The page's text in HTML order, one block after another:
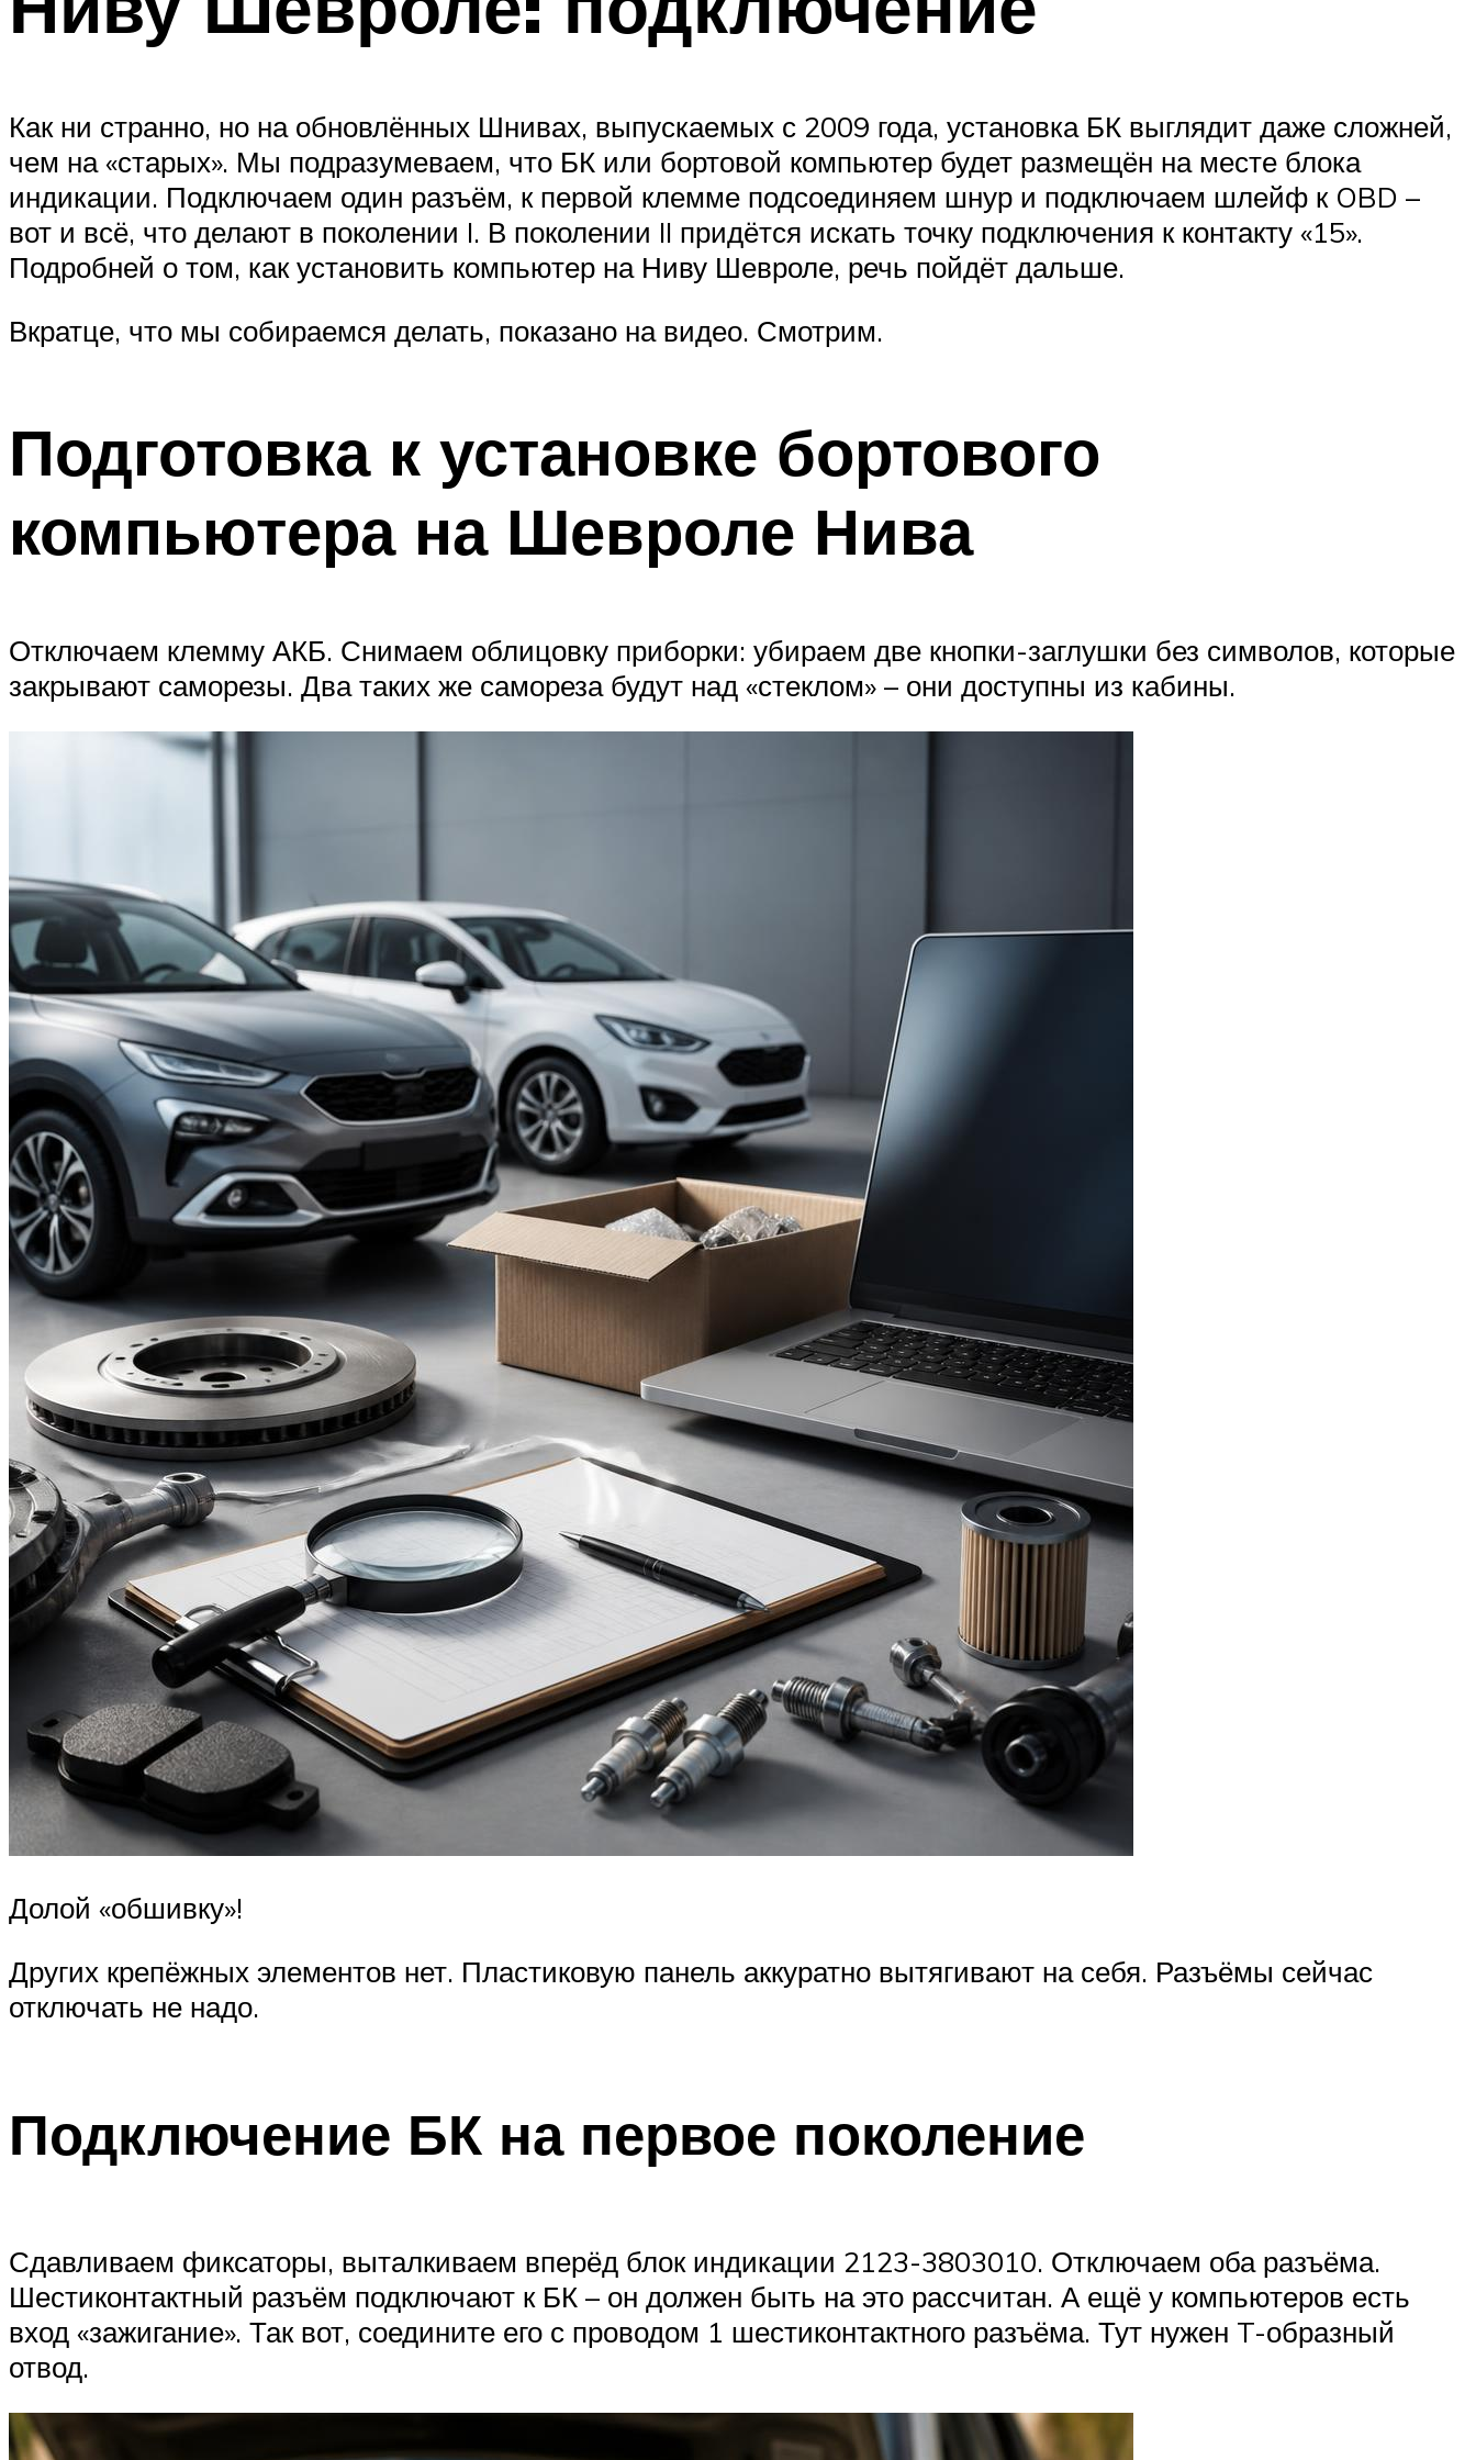
Как ни странно, но на обновлённых Шнивах, выпускаемых с 2009 года, установка БК выглядит даже сложней,
чем на «старых». Мы подразумеваем, что БК или бортовой компьютер будет размещён на месте блока
индикации. Подключаем один разъём, к первой клемме подсоединяем шнур и подключаем шлейф к OBD –
вот и всё, что делают в поколении I. В поколении II придётся искать точку подключения к контакту «15».
Подробней о том, как установить компьютер на Ниву Шевроле, речь пойдёт дальше.
Вкратце, что мы собираемся делать, показано на видео. Смотрим.
Подготовка к установке бортового
компьютера на Шевроле Нива
Отключаем клемму АКБ. Снимаем облицовку приборки: убираем две кнопки-заглушки без символов, которые
закрывают саморезы. Два таких же самореза будут над «стеклом» – они доступны из кабины.
Долой «обшивку»!
Других крепёжных элементов нет. Пластиковую панель аккуратно вытягивают на себя. Разъёмы сейчас
отключать не надо.
Подключение БК на первое поколение
Сдавливаем фиксаторы, выталкиваем вперёд блок индикации 2123-3803010. Отключаем оба разъёма.
Шестиконтактный разъём подключают к БК – он должен быть на это рассчитан. А ещё у компьютеров есть
вход «зажигание». Так вот, соедините его с проводом 1 шестиконтактного разъёма. Тут нужен T-образный
отвод.